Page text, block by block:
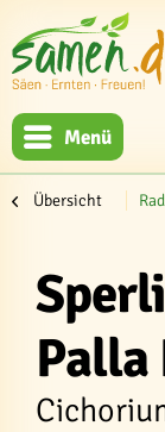
Menü
Übersicht
Palla